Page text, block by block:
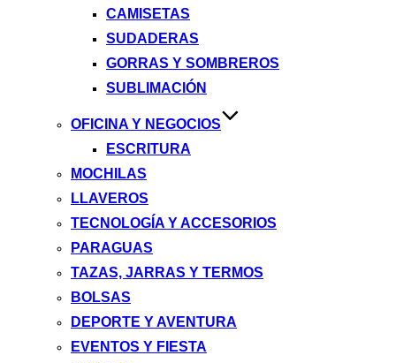
CAMISETAS
SUDADERAS
GORRAS Y SOMBREROS
SUBLIMACIÓN
OFICINA Y NEGOCIOS
ESCRITURA
MOCHILAS
LLAVEROS
TECNOLOGÍA Y ACCESORIOS
PARAGUAS
TAZAS, JARRAS Y TERMOS
BOLSAS
DEPORTE Y AVENTURA
EVENTOS Y FIESTA